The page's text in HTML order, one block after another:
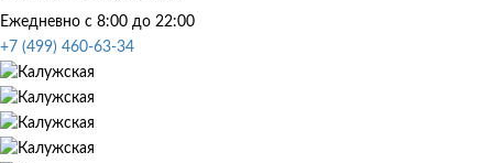
Ежедневно с 8:00 до 22:00
+7 (499) 460-63-34